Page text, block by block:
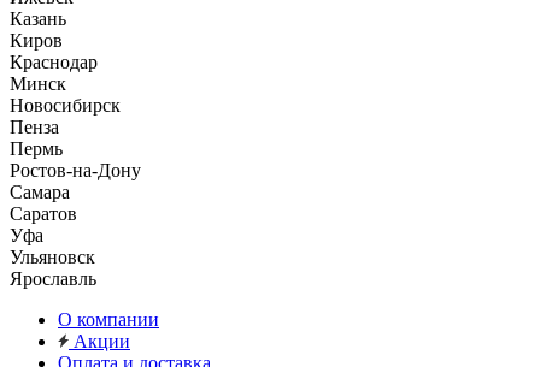
Казань
Киров
Краснодар
Минск
Новосибирск
Пенза
Пермь
Ростов-на-Дону
Самара
Саратов
Уфа
Ульяновск
Ярославль
О компании
Акции
Оплата и доставка